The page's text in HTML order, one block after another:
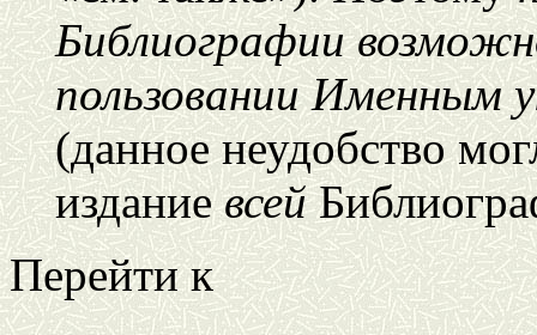
Библиографии
пользовании Именным
(данное неудобство
изданиевсей
Перейти к